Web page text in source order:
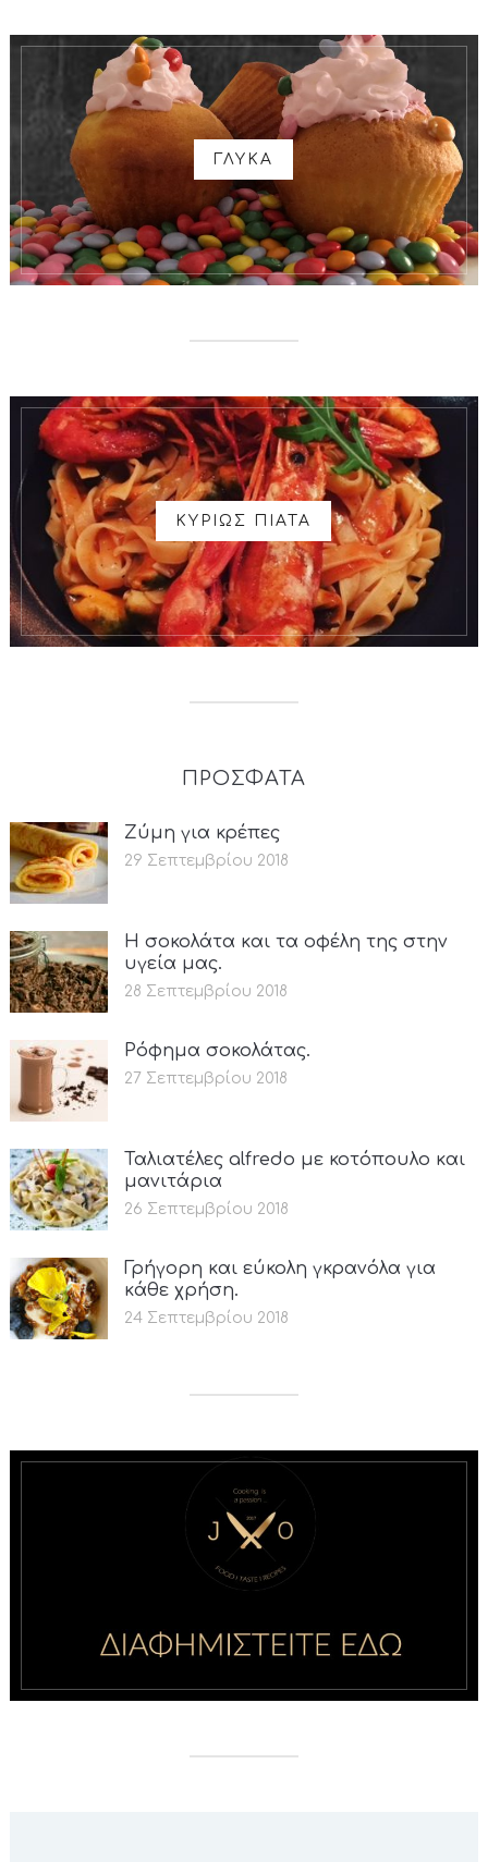
ΓΛΥΚΑ
ΚΥΡΙΩΣ ΠΙΑΤΑ
ΠΡΟΣΦΑΤΑ
Ζύμη για κρέπες
29 Σεπτεμβρίου 2018
Η σοκολάτα και τα οφέλη της στην
υγεία μας.
28 Σεπτεμβρίου 2018
Ρόφημα σοκολάτας.
27 Σεπτεμβρίου 2018
Ταλιατέλες alfredo με κοτόπουλο και
μανιτάρια
26 Σεπτεμβρίου 2018
Γρήγορη και εύκολη γκρανόλα για
κάθε χρήση.
24 Σεπτεμβρίου 2018